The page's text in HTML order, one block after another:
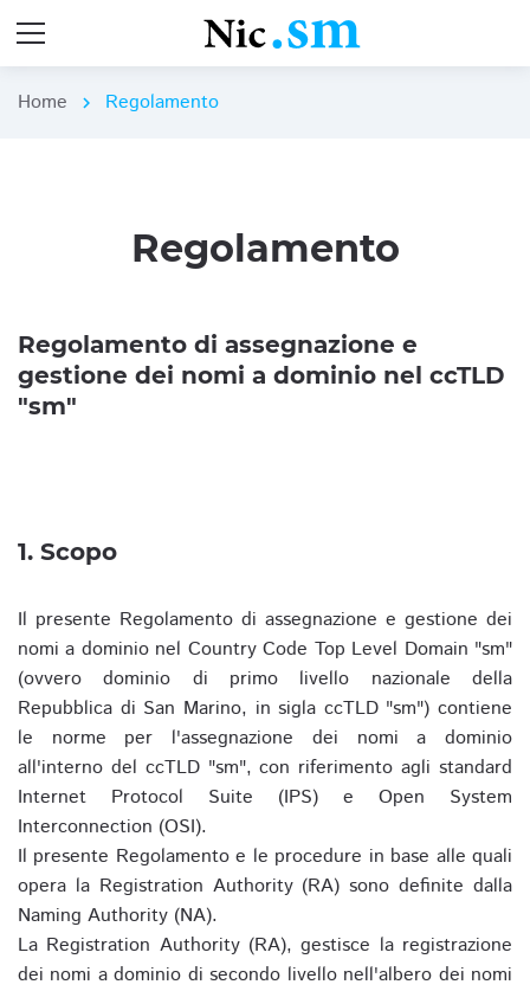
Home chevron_right Regolamento
Regolamento
Regolamento di assegnazione e
gestione dei nomi a dominio nel ccTLD
"sm"
1. Scopo
Il presente Regolamento di assegnazione e gestione dei
nomi a dominio nel Country Code Top Level Domain "sm"
(ovvero dominio di primo livello nazionale della
Repubblica di San Marino, in sigla ccTLD "sm") contiene
le norme per l'assegnazione dei nomi a dominio
all'interno del ccTLD "sm", con riferimento agli standard
Internet Protocol Suite (IPS) e Open System
Interconnection (OSI).
Il presente Regolamento e le procedure in base alle quali
opera la Registration Authority (RA) sono definite dalla
Naming Authority (NA).
La Registration Authority (RA), gestisce la registrazione
dei nomi a dominio di secondo livello nell'albero dei nomi